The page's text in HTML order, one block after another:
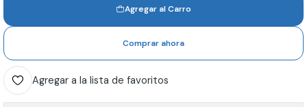
Agregar al Carro
Comprar ahora
Agregar a la lista de favoritos